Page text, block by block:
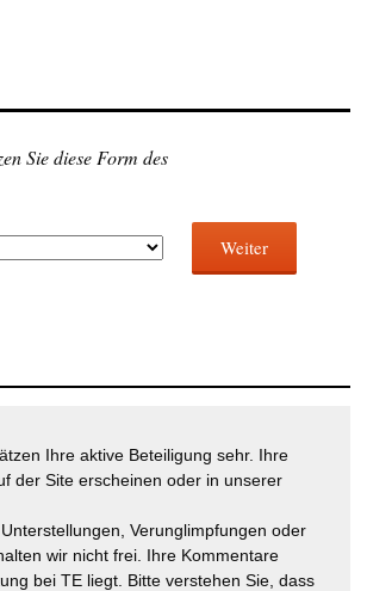
Sie diese Form des
Weiter
Ihre aktive Beteiligung sehr. Ihre
der Site erscheinen oder in unserer
Verunglimpfungen oder
wir nicht frei. Ihre Kommentare
bei TE liegt. Bitte verstehen Sie, dass